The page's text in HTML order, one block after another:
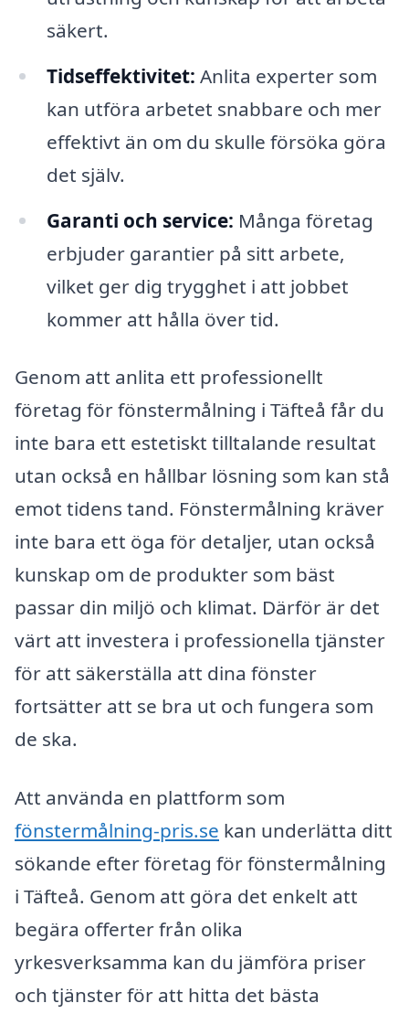
säkert.
Tidseffektivitet: Anlita experter som
kan utföra arbetet snabbare och mer
effektivt än om du skulle försöka göra
det själv.
Garanti och service: Många företag
erbjuder garantier på sitt arbete,
vilket ger dig trygghet i att jobbet
kommer att hålla över tid.
Genom att anlita ett professionellt
företag för fönstermålning i Täfteå får du
inte bara ett estetiskt tilltalande resultat
utan också en hållbar lösning som kan stå
emot tidens tand. Fönstermålning kräver
inte bara ett öga för detaljer, utan också
kunskap om de produkter som bäst
passar din miljö och klimat. Därför är det
värt att investera i professionella tjänster
för att säkerställa att dina fönster
fortsätter att se bra ut och fungera som
de ska.
Att använda en plattform som
fönstermålning-pris.se kan underlätta ditt
sökande efter företag för fönstermålning
i Täfteå. Genom att göra det enkelt att
begära offerter från olika
yrkesverksamma kan du jämföra priser
och tjänster för att hitta det bästa